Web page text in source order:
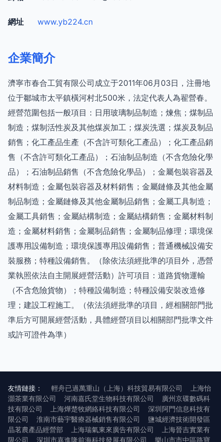
網址 www.yb224.cn
企業簡介
濟寧市春合工貿有限公司成立于2011年06月03日，注冊地
位于鄒城市太平鎮橫河村北500米，法定代表人為翟營春。
經營范圍包括一般項目：日用玻璃制品制造；煉焦；煤制品
制造；煤制活性炭及其他煤炭加工；煤炭洗選；煤炭及制品
銷售；化工產品生產（不含許可類化工產品）；化工產品銷
售（不含許可類化工產品）；石油制品制造（不含危險化學
品）；石油制品銷售（不含危險化學品）；金屬包裝容器及
材料制造；金屬包裝容器及材料銷售；金屬鏈條及其他金屬
制品制造；金屬鏈條及其他金屬制品銷售；金屬工具制造；
金屬工具銷售；金屬結構制造；金屬結構銷售；金屬材料制
造；金屬材料銷售；金屬制品銷售；金屬制品修理；環境保
護專用設備制造；環境保護專用設備銷售；普通機械設備安
裝服務；特種設備銷售。（除依法須經批準的項目外，憑營
業執照依法自主開展經營活動）許可項目：道路貨物運輸
（不含危險貨物）；特種設備制造；特種設備安裝改造修
理；建設工程施工。（依法須經批準的項目，經相關部門批
準后方可開展經營活動，具體經營項目以相關部門批準文件
或許可證件為準）
友情鏈接： 輕舟已過萬重山（上海）科技貿易有限公司
上海怡
灝茶業有限公司
河南嘉氏堂生物科技有限公司
廣州京碟數碼科
技有限公司
上海燁楚牧網絡科技有限公司
深圳阿門信息科技有
限公司
淮南市藝宇醫療器械銷售有限公司
鹽城經濟技術開發區
晶茗農產品經營部
上海瑞氣東來廣告有限公司
上海晉吉實業有
限公司
深圳市嘉進隆前海科技發展有限公司 樂山市市中區路寶